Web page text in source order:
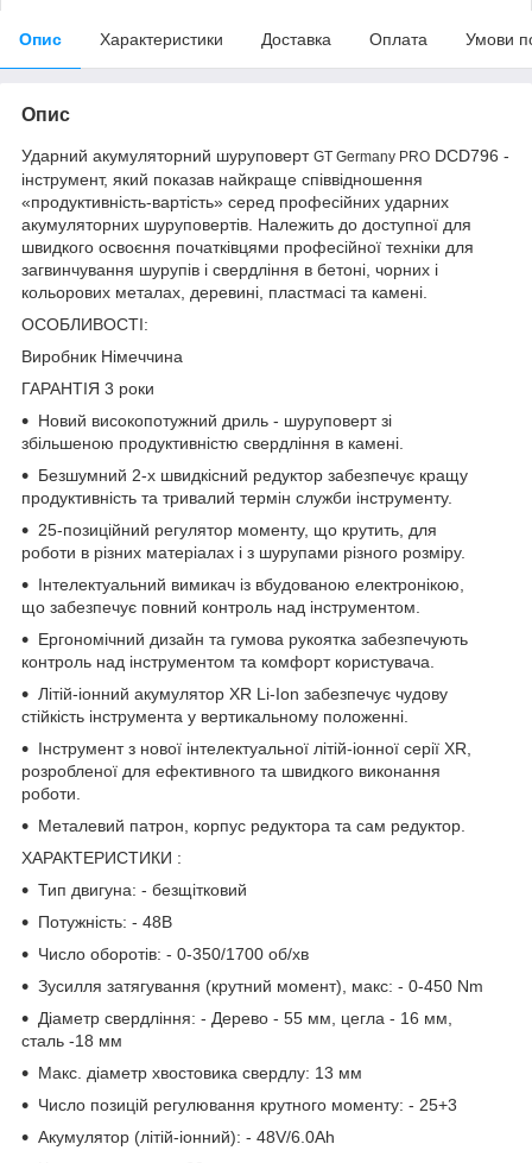
Опис Характеристики Доставка Оплата Умови
Опис
Ударний акумуляторний шуруповерт GT Germany PRO DCD796 -
інструмент, який показав найкраще співвідношення
«продуктивність-вартість» серед професійних ударних
акумуляторних шуруповертів. Належить до доступної для
швидкого освоєння початківцями професійної техніки для
загвинчування шурупів і свердління в бетоні, чорних і
кольорових металах, деревині, пластмасі та камені.
ОСОБЛИВОСТІ:
Виробник Німеччина
ГАРАНТІЯ 3 роки
Новий високопотужний дриль - шуруповерт зі
збільшеною продуктивністю свердління в камені.
Безшумний 2-х швидкісний редуктор забезпечує кращу
продуктивність та тривалий термін служби інструменту.
25-позиційний регулятор моменту, що крутить, для
роботи в різних матеріалах і з шурупами різного розміру.
Інтелектуальний вимикач із вбудованою електронікою,
що забезпечує повний контроль над інструментом.
Ергономічний дизайн та гумова рукоятка забезпечують
контроль над інструментом та комфорт користувача.
Літій-іонний акумулятор XR Li-Ion забезпечує чудову
стійкість інструмента у вертикальному положенні.
Інструмент з нової інтелектуальної літій-іонної серії XR,
розробленої для ефективного та швидкого виконання
роботи.
Металевий патрон, корпус редуктора та сам редуктор.
ХАРАКТЕРИСТИКИ :
Тип двигуна: - безщітковий
Потужність: - 48В
Число оборотів: - 0-350/1700 об/хв
Зусилля затягування (крутний момент), макс: - 0-450 Nm
Діаметр свердління: - Дерево - 55 мм, цегла - 16 мм,
сталь -18 мм
Макс. діаметр хвостовика свердлу: 13 мм
Число позицій регулювання крутного моменту: - 25+3
Акумулятор (літій-іонний): - 48V/6.0Ah